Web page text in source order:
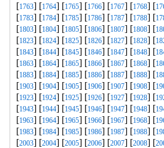
[1763] [1764] [1765] [1766] [1767] [1768] [
[1783] [1784] [1785] [1786] [1787] [1788] [
[1803] [1804] [1805] [1806] [1807] [1808] [
[1823] [1824] [1825] [1826] [1827] [1828] [
[1843] [1844] [1845] [1846] [1847] [1848] [
[1863] [1864] [1865] [1866] [1867] [1868] [
[1883] [1884] [1885] [1886] [1887] [1888] [
[1903] [1904] [1905] [1906] [1907] [1908] [
[1923] [1924] [1925] [1926] [1927] [1928] [
[1943] [1944] [1945] [1946] [1947] [1948] [
[1963] [1964] [1965] [1966] [1967] [1968] [
[1983] [1984] [1985] [1986] [1987] [1988] [
[2003] [2004] [2005] [2006] [2007] [2008] [